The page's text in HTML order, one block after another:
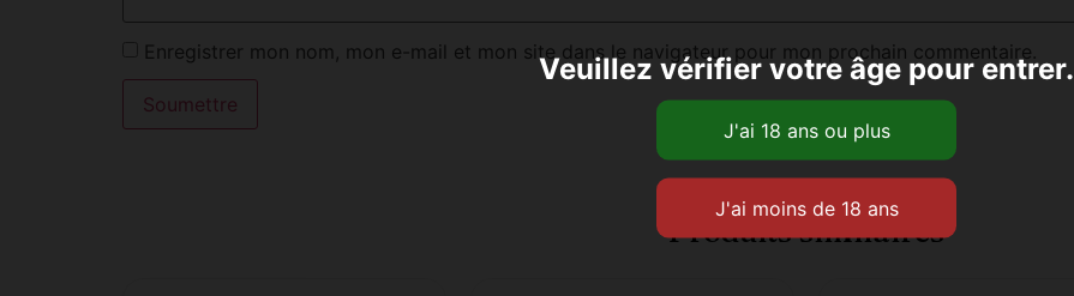
Enregistrer mon nom, mon e-mail et mon site dans le navigateur pour mon prochain commentaire.
Produits similaires
Veuillez vérifier votre âge pour entrer.